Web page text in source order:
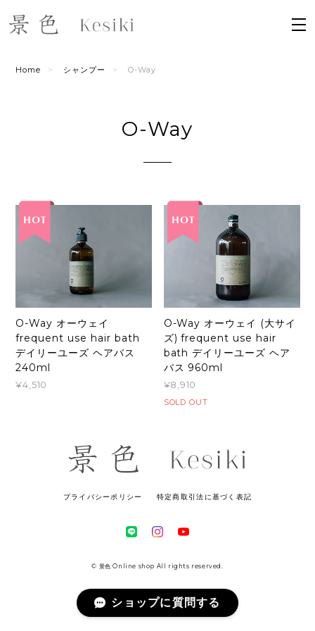
Home シャンプー O-Way
O-Way
O-Way オーウェイ
frequent use hair bath
デイリーユーズ ヘアバス
240ml
¥4,510
O-Way オーウェイ (大サイ
ズ) frequent use hair
bath デイリーユーズ ヘア
バス 960ml
¥8,910
SOLD OUT
プライバシーポリシー 特定商取引法に基づく表記
© 景色 Online shop All rights reserved.
ショップに質問する